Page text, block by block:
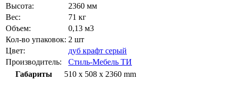
Высота:
2360 мм
Вес:
71 кг
Объем:
0,13 м3
Кол-во упаковок: 2 шт
Цвет:
дуб крафт серый
Производитель:
Стиль-Мебель ТИ
Габариты
510 x 508 x 2360 mm